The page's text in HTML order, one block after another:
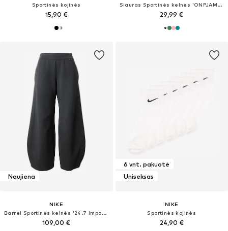
Sportinės kojinės
15,90 €
Siauras Sportinės kelnės 'ONPJAM-SANA-3'
29,99 €
Naujiena
NIKE
Barrel Sportinės kelnės '24.7 ImpossiblySoft'
109,00 €
6 vnt. pakuotė
Uniseksas
NIKE
Sportinės kojinės
24,90 €